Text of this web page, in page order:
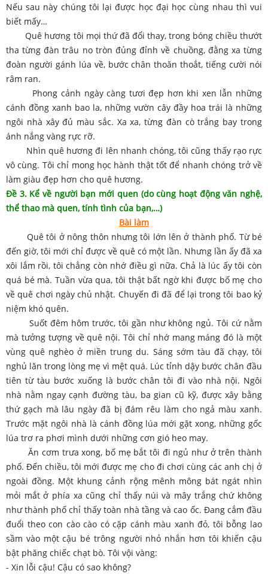
Nếu sau này chúng tôi lại được học đại học cùng nhau thì vui
biết mấy…
Quê hương tôi mọi thứ đã đổi thay, trong bóng chiều thướt
tha từng đàn trâu no tròn đủng đỉnh về chuồng, đằng xa từng
đoàn người gánh lúa về, bước chân thoăn thoắt, tiếng cười nói
râm ran.
Phong cảnh ngày càng tươi đẹp hơn khi xen lẫn những
cánh đồng xanh bao la, những vườn cây đầy hoa trái là những
ngôi nhà xây đủ màu sắc. Xa xa, từng đàn cò trắng bay trong
ánh nắng vàng rực rỡ.
Nhìn quê hương đi lên nhanh chóng, tôi cũng thấy rạo rực
vô cùng. Tôi chỉ mong học hành thật tốt để nhanh chóng trở về
làm giàu đẹp hơn cho quê hương.
Đề 3. Kể về người bạn mới quen (do cùng hoạt động văn nghệ,
thể thao mà quen, tính tình của bạn,…)
Bài làm
Quê tôi ở nông thôn nhưng tôi lớn lên ở thành phố. Từ bé
đến giờ, tôi mới chỉ được về quê có một lần. Nhưng lần ấy đã xa
xôi lắm rồi, tôi chẳng còn nhớ điều gì nữa. Chả là lúc ấy tôi còn
quá bé mà. Tuần vừa qua, tôi thật bất ngờ khi được bố mẹ cho
về quê chơi ngày chủ nhật. Chuyến đi đã để lại trong tôi bao kỷ
niệm khó quên.
Suốt đêm hôm trước, tôi gần như không ngủ. Tôi cứ nằm
mà tưởng tượng về quê nội. Tôi chỉ nhớ mang máng đó là một
vùng quê nghèo ở miền trung du. Sáng sớm tàu đã chạy, tôi
nghủ lăn trong lòng mẹ vì mệt quá. Lúc tỉnh dậy bước chân đầu
tiên từ tàu bước xuống là bước chân tôi đi vào nhà nội. Ngôi
nhà nằm ngay cạnh đường tàu, ba gian cũ kỹ, được xây bằng
thứ gạch mà lâu ngày đã bị đám rêu làm cho ngả màu xanh.
Trước mặt ngôi nhà là cánh đồng lúa mới gặt xong, những gốc
lúa trơ ra phơi mình dưới những cơn gió heo may.
Ăn cơm trưa xong, bố mẹ bắt tôi đi ngủ như ở trên thành
phố. Đến chiều, tôi mới được mẹ cho đi chơi cùng các anh chị ở
ngoài đồng. Một khung cảnh rộng mênh mông bát ngát nhìn
mỏi mắt ở phía xa cũng chỉ thấy núi và mây trắng chứ không
như thành phố chỉ thấy toàn nhà tầng và cao ốc. Đang cắm đầu
đuổi theo con cào cào có cặp cánh màu xanh đỏ, tôi bỗng lao
sầm vào một cậu bé trông người nhỏ nhắn hơn tôi khiến cậu
bật phăng chiếc chạt bò. Tôi vội vàng:
- Xin lỗi cậu! Cậu có sao không?